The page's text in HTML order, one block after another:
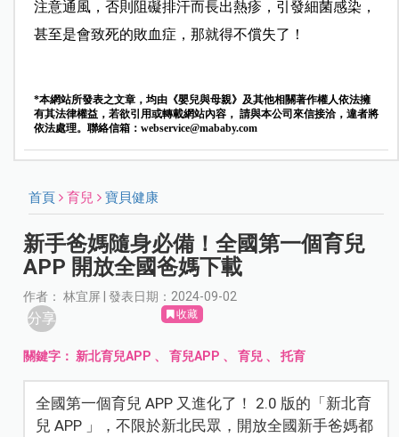
注意通風，否則阻礙排汗而長出熱疹，引發細菌感染，
甚至是會致死的敗血症，那就得不償失了！
*本網站所發表之文章，均由《嬰兒與母親》及其他相關著作權人依法擁
有其法律權益，若欲引用或轉載網站內容， 請與本公司來信接洽，違者將
依法處理。聯絡信箱： webservice@mababy.com
首頁 育兒 寶貝健康
新手爸媽隨身必備！全國第一個育兒
APP 開放全國爸媽下載
作者： 林宜屏 | 發表日期：2024-09-02
分享 收藏
關鍵字： 新北育兒APP 、育兒APP 、育兒 、托育
全國第一個育兒 APP 又進化了！ 2.0 版的「新北育
兒 APP 」，不限於新北民眾，開放全國新手爸媽都